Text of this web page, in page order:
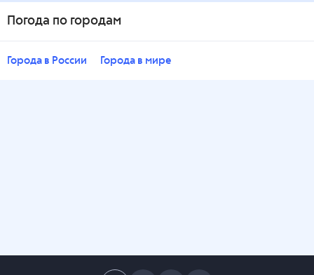
Погода по городам
Города в России Города в мире